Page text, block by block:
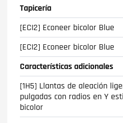
Tapicería
[ECI2] Econeer bicolor Blue
[ECI2] Econeer bicolor Blue
Características adicionales
[1H5] Llantas de aleación
pulgadas con radios en Y
bicolor